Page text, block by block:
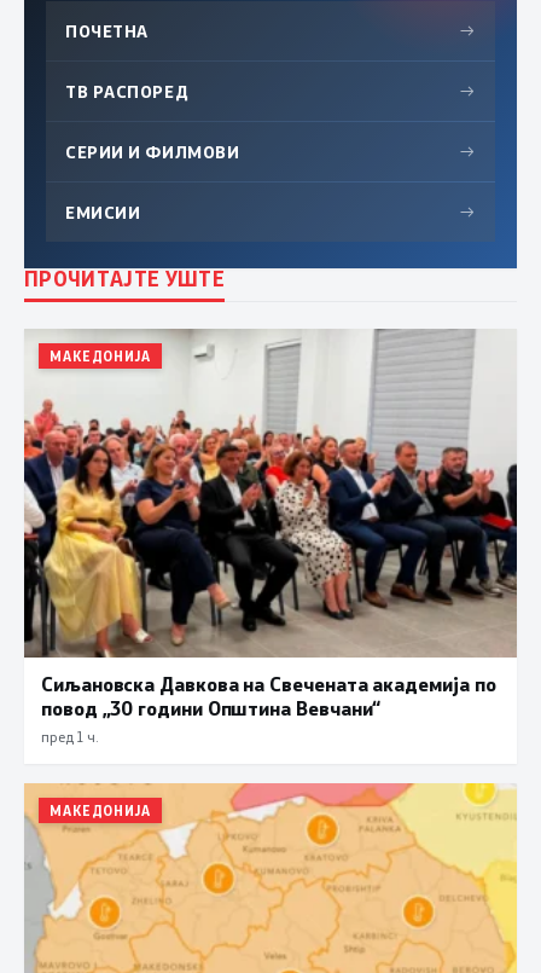
ПОЧЕТНА →
ТВ РАСПОРЕД →
СЕРИИ И ФИЛМОВИ →
ЕМИСИИ →
ПРОЧИТАЈТЕ УШТЕ
МАКЕДОНИЈА
Сиљановска Давкова на Свечената академија по
повод „30 години Општина Вевчани“
пред 1 ч.
МАКЕДОНИЈА